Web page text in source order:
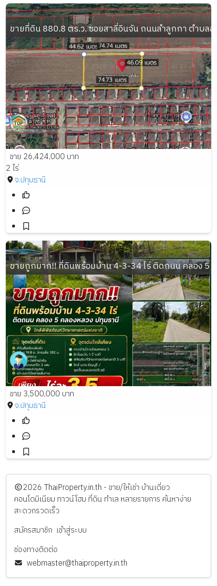
ขายที่ดิน 880.8 ตร.ว. ซอยสาลี่อินจัน ถนนลำลูกกา ตำบล
ขาย 26,424,000 บาท
2 ไร่
จ.ปทุมธานี
ขายถูกมาก!! ที่ดินพร้อมบ้าน 4-3-34 ไร่ ติดถนน คลอง 5
ขาย 3,500,000 บาท
จ.ปทุมธานี
️2026 ThaiProperty.in.th - ขาย/ให้เช่า บ้านเดี่ยว
คอนโดมิเนียม ทาวน์โฮม ที่ดิน ทำเล หลายรายการ ค้นหาง่าย
สะดวกรวดเร็ว
สมัครสมาชิก เข้าสู่ระบบ
ช่องทางติดต่อ
webmaster@thaiproperty.in.th